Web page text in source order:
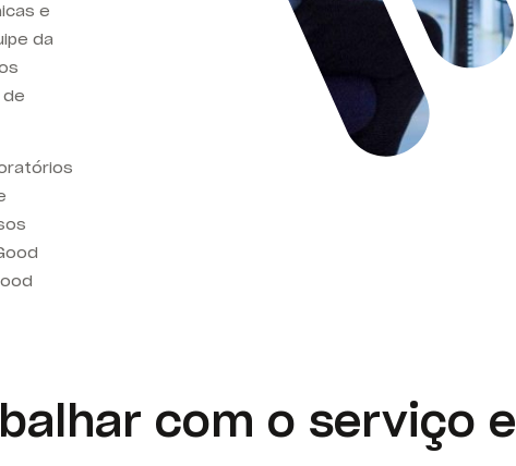
e
da
de
com o serviço